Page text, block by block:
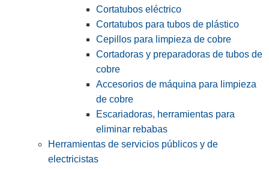
Cortatubos eléctrico
Cortatubos para tubos de plástico
Cepillos para limpieza de cobre
Cortadoras y preparadoras de tubos de
cobre
Accesorios de máquina para limpieza
de cobre
Escariadoras, herramientas para
eliminar rebabas
Herramientas de servicios públicos y de
electricistas